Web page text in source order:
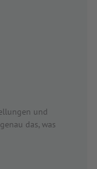
und
das, was